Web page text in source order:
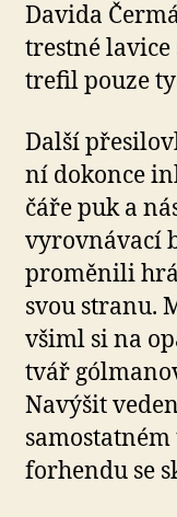
Davida
trestné
trefil pouze
Další
ní dokonce
čáře puk a
vyrovnávací
proměnili
svou stranu.
všiml si na
tvář
Navýšit
forhendu se